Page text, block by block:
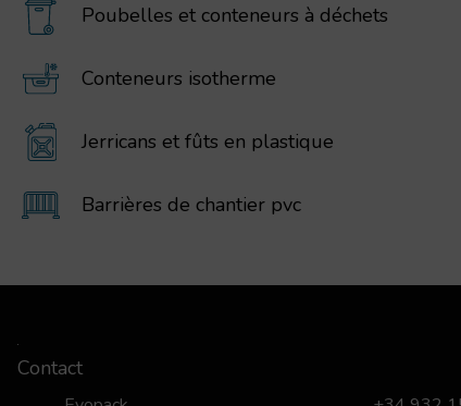
Poubelles et conteneurs à déchets
Conteneurs isotherme
Jerricans et fûts en plastique
Barrières de chantier pvc
Contact